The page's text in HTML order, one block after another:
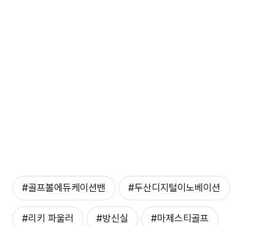
#골프볼에듀케이션밴 #두산디지털이노베이션
#리키 파울러 #방신실 #마제스티골프